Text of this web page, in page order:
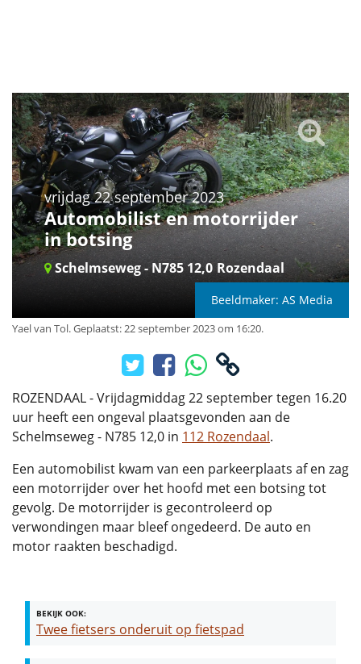
vrijdag 22 september 2023
Automobilist en motorrijder
in botsing
Schelmseweg - N785 12,0 Rozendaal
Beeldmaker: AS Media
Yael van Tol.Geplaatst: 22 september 2023 om 16:20.
ROZENDAAL - Vrijdagmiddag 22 september tegen 16.20
uur heeft een ongeval plaatsgevonden aan de
Schelmseweg - N785 12,0 in 112 Rozendaal.
Een automobilist kwam van een parkeerplaats af en zag
een motorrijder over het hoofd met een botsing tot
gevolg. De motorrijder is gecontroleerd op
verwondingen maar bleef ongedeerd. De auto en
motor raakten beschadigd.
BEKIJK OOK:
Twee fietsers onderuit op fietspad